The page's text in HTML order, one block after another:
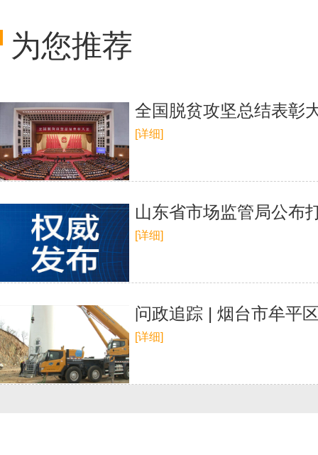
为您推荐
全国脱贫攻坚总结表彰
[详细]
山东省市场监管局公布
[详细]
问政追踪 | 烟台市牟平
[详细]